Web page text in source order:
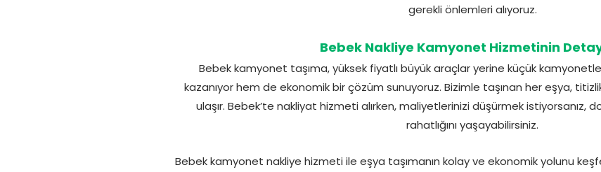
gerekli önlemleri alıyoruz.
Bebek Nakliye Kamyonet Hizmetinin
Bebek kamyonet taşıma, yüksek fiyatlı büyük araçlar yerine küçük
kazanıyor hem de ekonomik bir çözüm sunuyoruz. Bizimle taşınan her eşya,
ulaşır. Bebek’te nakliyat hizmeti alırken, maliyetlerinizi düşürmek istiyorsanız,
rahatlığını yaşayabilirsiniz.
Bebek kamyonet nakliye hizmeti ile eşya taşımanın kolay ve ekonomik yolunu